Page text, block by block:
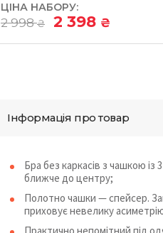
ЦІНА НАБОРУ:
2 998₴ 2 398 ₴
Інформація про товар
Бра без каркасів з чашкою
ближче до центру;
Полотно чашки — спейсер.
приховує невелику